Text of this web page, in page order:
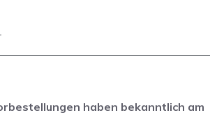
haben bekanntlich am